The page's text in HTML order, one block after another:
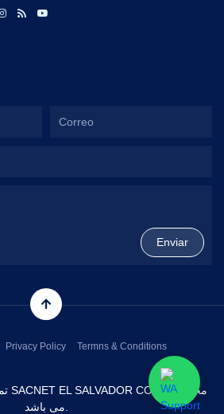
Privacy Policy Termns & Conditions